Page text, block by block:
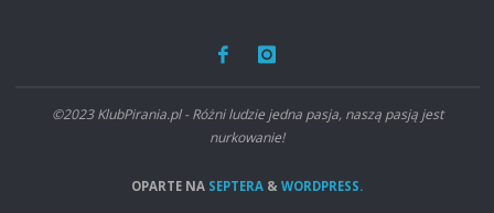
©2023 KlubPirania.pl - Różni ludzie jedna pasja, naszą pasją jest
nurkowanie!
OPARTE NA SEPTERA & WORDPRESS.